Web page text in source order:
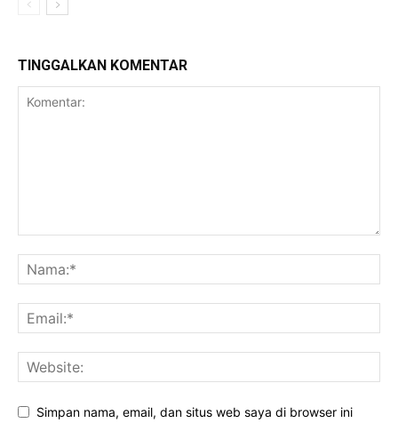
TINGGALKAN KOMENTAR
Simpan nama, email, dan situs web saya di browser ini